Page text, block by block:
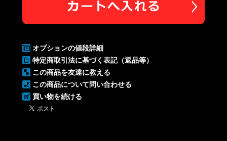
オプションの値段詳細
特定商取引法に基づく表記（返品等）
この商品を友達に教える
この商品について問い合わせる
買い物を続ける